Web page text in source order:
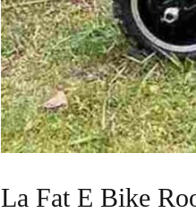
La Fat E Bike